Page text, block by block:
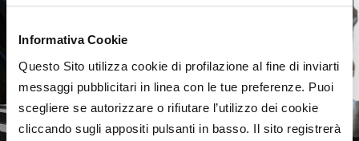
Informativa Cookie
Questo Sito utilizza cookie di profilazione al fine di inviarti
messaggi pubblicitari in linea con le tue preferenze. Puoi
scegliere se autorizzare o rifiutare l’utilizzo dei cookie
cliccando sugli appositi pulsanti in basso. Il sito registrerà